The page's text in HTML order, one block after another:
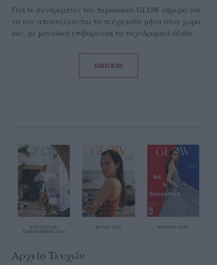
Γίνετε συνδρομητές του περιοδικού GLOW σήμερα για
να σας αποστέλλονται τα τεύχη κάθε μήνα στον χώρο
σας, με μοναδική επιβάρυνση τα ταχυδρομικά έξοδα.
SUBSCRIBE
ΑΥΓΟΥΣΤΟΣ-
ΣΕΠΤΕΜΒΡΙΟΣ 2026
Ιούλιος 2026 ΙΟΥΝΙΟΣ 2026
Αρχείο Τευχών